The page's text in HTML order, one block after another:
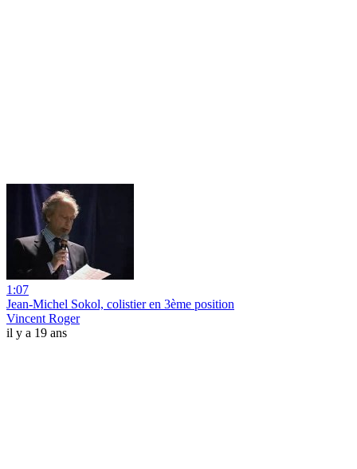
1:07
Jean-Michel Sokol, colistier en 3ème position
Vincent Roger
il y a 19 ans